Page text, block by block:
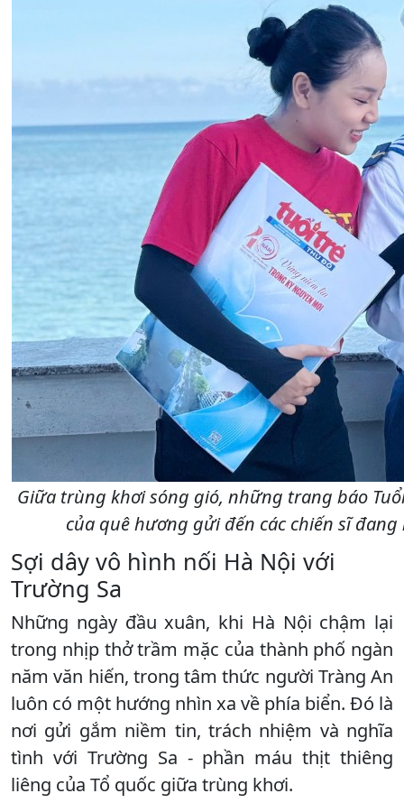
Giữa trùng khơi sóng gió, những trang báo
của quê hương gửi đến các chiến sĩ
Sợi dây vô hình nối Hà Nội với
Trường Sa
Những ngày đầu xuân, khi Hà Nội chậm lại
trong nhịp thở trầm mặc của thành phố ngàn
năm văn hiến, trong tâm thức người Tràng An
luôn có một hướng nhìn xa về phía biển. Đó là
nơi gửi gắm niềm tin, trách nhiệm và nghĩa
tình với Trường Sa - phần máu thịt thiêng
liêng của Tổ quốc giữa trùng khơi.